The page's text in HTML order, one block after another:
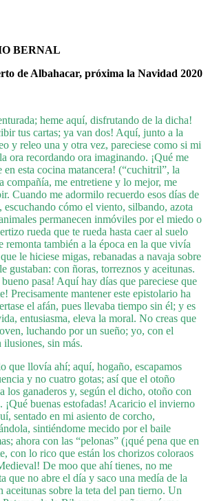
BERNAL
de Albahacar, próxima la Navidad 2020
heme aquí, disfrutando de la dicha!
tus cartas; ya van dos! Aquí, junto a la
y releo una y otra vez, pareciese como si mi
ora recordando ora imaginando. ¡Qué me
esta cocina matancera! (“cuchitril”, la
compañía, me entretiene y lo mejor, me
Cuando me adormilo recuerdo esos días de
escuchando cómo el viento, silbando, azota
permanecen inmóviles por el miedo o
rueda que te rueda hasta caer al suelo
remonta también a la época en la que vivía
le hiciese migas, rebanadas a navaja sobre
gustaban: con ñoras, torreznos y aceitunas.
pasa! Aquí hay días que pareciese que
Precisamente mantener este epistolario ha
el afán, pues llevaba tiempo sin él; y es
entusiasma, eleva la moral. No creas que
luchando por un sueño; yo, con el
ilusiones, sin más.
que llovía ahí; aquí, hogaño, escapamos
y no cuatro gotas; así que el otoño
los ganaderos y, según el dicho, otoño con
¡Qué buenas estofadas! Acaricio el invierno
sentado en mi asiento de corcho,
sintiéndome mecido por el baile
ahora con las “pelonas” (¡qué pena que en
con lo rico que están los chorizos coloraos
De moo que ahí tienes, no me
que no abre el día y saco una medía de la
aceitunas sobre la teta del pan tierno. Un